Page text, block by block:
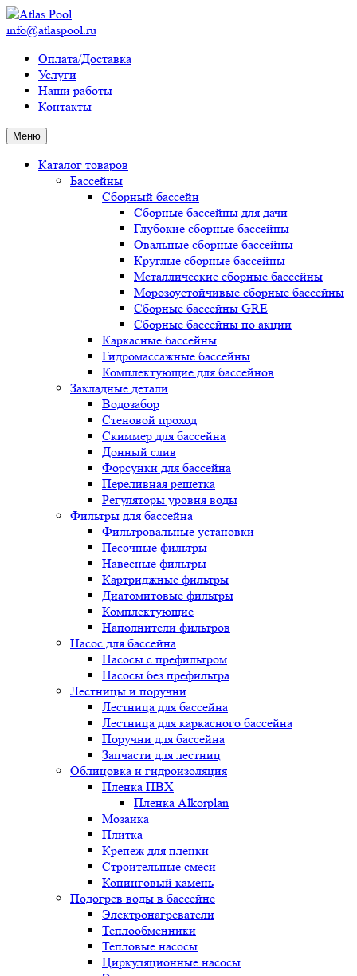
info@atlaspool.ru
Оплата/Доставка
Услуги
Наши работы
Контакты
Меню
Каталог товаров
Бассейны
Сборный бассейн
Сборные бассейны для дачи
Глубокие сборные бассейны
Овальные сборные бассейны
Круглые сборные бассейны
Металлические сборные бассейны
Морозоустойчивые сборные бассейны
Сборные бассейны GRE
Сборные бассейны по акции
Каркасные бассейны
Гидромассажные бассейны
Комплектующие для бассейнов
Закладные детали
Водозабор
Стеновой проход
Скиммер для бассейна
Донный слив
Форсунки для бассейна
Переливная решетка
Регуляторы уровня воды
Фильтры для бассейна
Фильтровальные установки
Песочные фильтры
Навесные фильтры
Картриджные фильтры
Диатомитовые фильтры
Комплектующие
Наполнители фильтров
Насос для бассейна
Насосы с префильтром
Насосы без префильтра
Лестницы и поручни
Лестница для бассейна
Лестница для каркасного бассейна
Поручни для бассейна
Запчасти для лестниц
Облицовка и гидроизоляция
Пленка ПВХ
Пленка Alkorplan
Мозаика
Плитка
Крепеж для пленки
Строительные смеси
Копинговый камень
Подогрев воды в бассейне
Электронагреватели
Теплообменники
Тепловые насосы
Циркуляционные насосы